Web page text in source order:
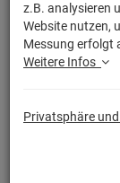
z.B. analysieren
Website nutzen,
Messung erfolgt
Weitere Infos
Privatsphäre